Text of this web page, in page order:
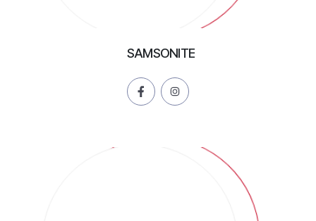
SAMSONITE